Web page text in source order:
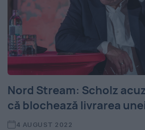
Nord Stream: Scholz
că blochează livrarea
4 AUGUST 2022